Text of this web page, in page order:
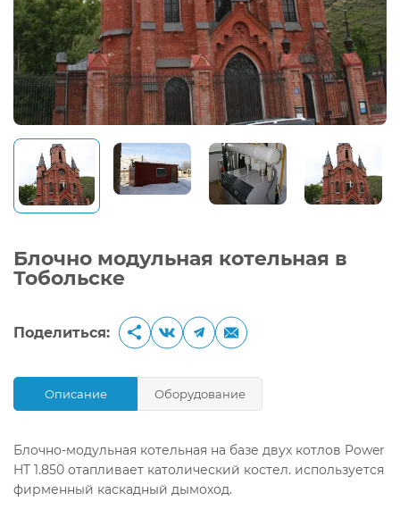
Блочно модульная котельная в
Тобольске
Поделиться:
Описание Оборудование
Блочно-модульная котельная на базе двух котлов Power
HT 1.850 отапливает католический костел. используется
фирменный каскадный дымоход.